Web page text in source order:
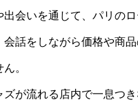
会いを通じて、パリの
話をしながら価格や商
。
が流れる店内で一息つ